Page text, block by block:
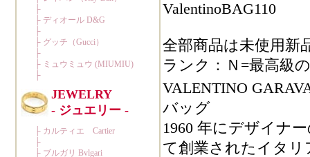
ValentinoBAG110
全部商品は未使用新
ランク：Ｎ=最高級
VALENTINO
バッグ
1960 年にデザイナー
て創業されたイタリ